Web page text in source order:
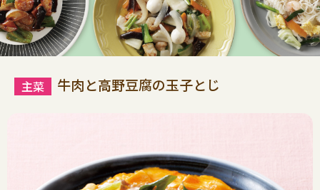
牛肉と高野豆腐の玉子とじ